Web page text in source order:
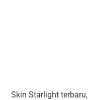
Skin Starlight terbaru,